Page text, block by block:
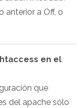
anterior a Off, o
en el
que
del apache sólo